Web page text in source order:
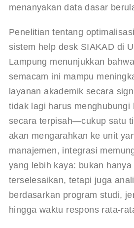
menanyakan data dasar
Penelitian tentang
sistem help desk SIAKAD di
Lampung menunjukkan
semacam ini mampu
layanan akademik secara
tidak lagi harus menghubungi
secara terpisah—cukup satu
akan mengarahkan ke unit
manajemen, integrasi
yang lebih kaya: bukan
terselesaikan, tetapi juga
berdasarkan program studi,
hingga waktu respons rata-